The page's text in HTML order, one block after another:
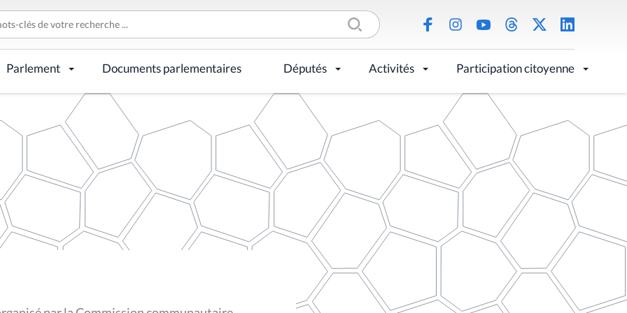
Parlement Documents parlementaires Députés Activités Participation citoyenne